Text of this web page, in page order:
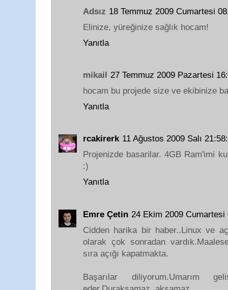
Adsız 18 Temmuz 2009 Cumartesi
Elinize, yüreğinize sağlık hocam!
Yanıtla
mikail 27 Temmuz 2009 Pazartesi
hocam bu projede size ve ekibinize
Yanıtla
rcakirerk 11 Ağustos 2009 Salı
Projenizde basarilar. 4GB Ram'imi
:)
Yanıtla
Emre Çetin 24 Ekim 2009 Cumartesi
Cidden harika bir haber..Linux ve
olarak çok sonradan
sıra açığı kapatmakta.
Başarılar diliyorum.Umarım